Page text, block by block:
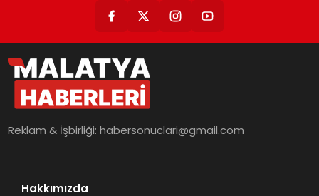
Reklam & İşbirliği:habersonuclari@gmail.com
Hakkımızda